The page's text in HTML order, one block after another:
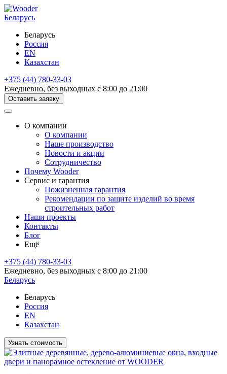
Беларусь
Беларусь
Россия
EN
Казахстан
+375 (44) 780-33-03
Ежедневно, без выходных с 8:00 до 21:00
Оставить заявку
О компании
О компании
Наше производство
Новости и акции
Сотрудничество
Почему Wooder
Сервис и гарантия
Пожизненная гарантия
Рекомендации по защите изделий во время
строительных работ
Наши проекты
Контакты
Блог
Ещё
+375 (44) 780-33-03
Ежедневно, без выходных с 8:00 до 21:00
Беларусь
Беларусь
Россия
EN
Казахстан
Узнать стоимость